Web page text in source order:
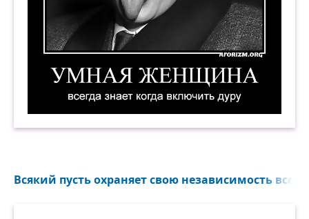
Всякий пусть охраняет свою независимость